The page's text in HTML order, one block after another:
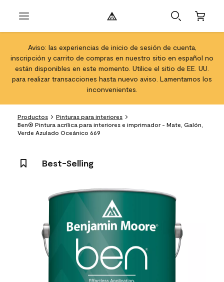
Aviso: las experiencias de inicio de sesión de cuenta,
inscripción y carrito de compras en nuestro sitio en español no
están disponibles en este momento. Utilice el sitio de EE. UU.
para realizar transacciones hasta nuevo aviso. Lamentamos los
inconvenientes.
Productos
Pinturas para interiores
Ben® Pintura acrílica para interiores e imprimador - Mate, Galón,
Verde Azulado Oceánico 669
Best-Selling